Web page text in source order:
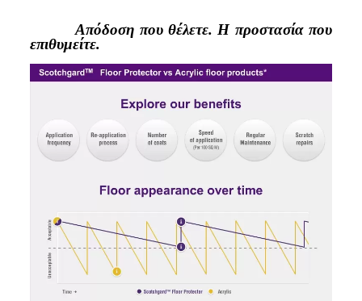
Απόδοση που θέλετε. Η προστασία που
επιθυμείτε.